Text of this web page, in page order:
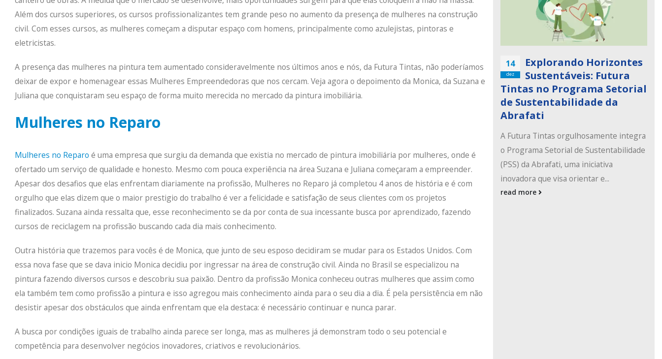
Além dos cursos superiores, os cursos profissionalizantes tem grande peso no aumento da presença de mulheres na construção
civil. Com esses cursos, as mulheres começam a disputar espaço com homens, principalmente como azulejistas, pintoras e
eletricistas.
A presença das mulheres na pintura tem aumentado consideravelmente nos últimos anos e nós, da Futura Tintas, não poderíamos
deixar de expor e homenagear essas Mulheres Empreendedoras que nos cercam. Veja agora o depoimento da Monica, da Suzana e
Juliana que conquistaram seu espaço de forma muito merecida no mercado da pintura imobiliária.
Mulheres no Reparo
Mulheres no Reparo é uma empresa que surgiu da demanda que existia no mercado de pintura imobiliária por mulheres, onde é
ofertado um serviço de qualidade e honesto. Mesmo com pouca experiência na área Suzana e Juliana começaram a empreender.
Apesar dos desafios que elas enfrentam diariamente na profissão, Mulheres no Reparo já completou 4 anos de história e é com
orgulho que elas dizem que o maior prestigio do trabalho é ver a felicidade e satisfação de seus clientes com os projetos
finalizados. Suzana ainda ressalta que, esse reconhecimento se da por conta de sua incessante busca por aprendizado, fazendo
cursos de reciclagem na profissão buscando cada dia mais conhecimento.
Outra história que trazemos para vocês é de Monica, que junto de seu esposo decidiram se mudar para os Estados Unidos. Com
essa nova fase que se dava inicio Monica decidiu por ingressar na área de construção civil. Ainda no Brasil se especializou na
pintura fazendo diversos cursos e descobriu sua paixão. Dentro da profissão Monica conheceu outras mulheres que assim como
ela também tem como profissão a pintura e isso agregou mais conhecimento ainda para o seu dia a dia. É pela persistência em não
desistir apesar dos obstáculos que ainda enfrentam que ela destaca: é necessário continuar e nunca parar.
A busca por condições iguais de trabalho ainda parece ser longa, mas as mulheres já demonstram todo o seu potencial e
competência para desenvolver negócios inovadores, criativos e revolucionários.
14
dez
Explorando Horizontes
Sustentáveis: Futura
Tintas no Programa Setorial
de Sustentabilidade da
Abrafati
A Futura Tintas orgulhosamente integra
o Programa Setorial de Sustentabilidade
(PSS) da Abrafati, uma iniciativa
inovadora que visa orientar e...
read more